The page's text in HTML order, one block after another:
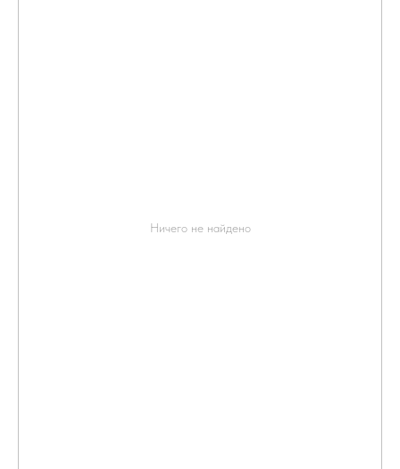
Ничего не найдено